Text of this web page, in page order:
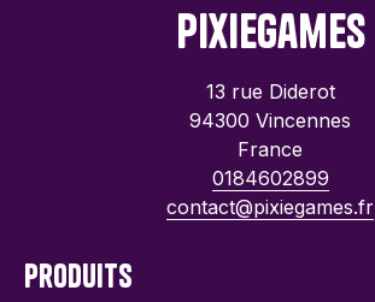
PixieGames
13 rue Diderot
94300 Vincennes
France
0184602899
contact@pixiegames.fr
Produits